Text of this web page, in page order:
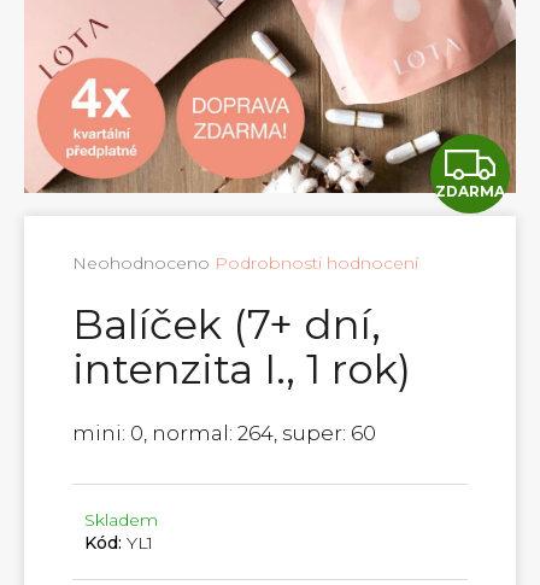
Průměrné
produktu
je
0,0
hvězdiček.
Neohodnoceno Podrobnosti hodnocení
Balíček (7+ dní,
intenzita I., 1 rok)
mini: 0, normal: 264, super: 60
Skladem
Kód: YL1
Z
D
ZDARMA
a
?
HLEDAT